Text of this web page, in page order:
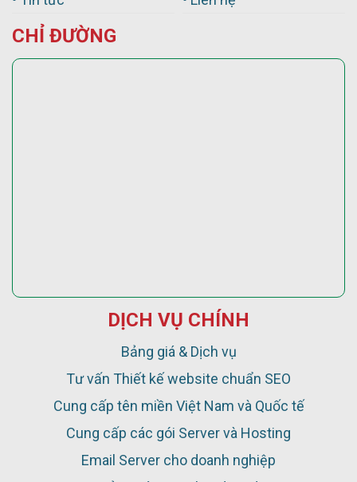
CHỈ ĐƯỜNG
DỊCH VỤ CHÍNH
Bảng giá & Dịch vụ
Tư vấn Thiết kế website chuẩn SEO
Cung cấp tên miền Việt Nam và Quốc tế
Cung cấp các gói Server và Hosting
Email Server cho doanh nghiệp